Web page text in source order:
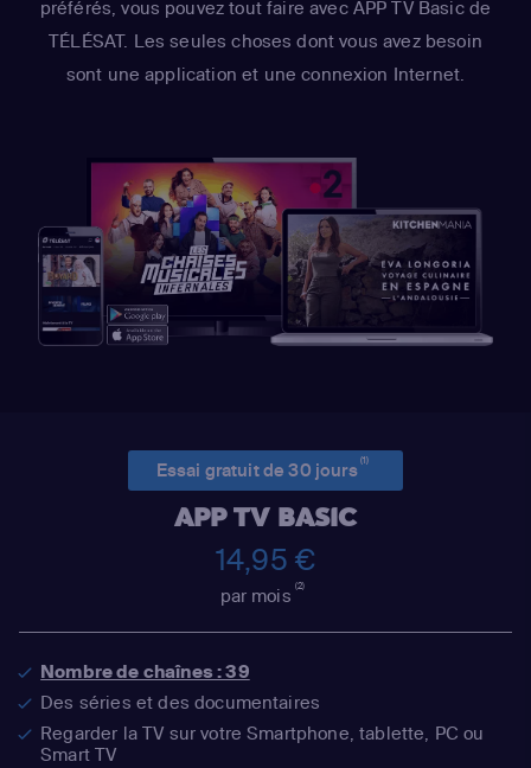
préférés, vous pouvez tout faire avec APP TV Basic de
TÉLÉSAT. Les seules choses dont vous avez besoin
sont une application et une connexion Internet.
Essai gratuit de 30 jours(1)
APP TV BASIC
14,95 €
par mois(2)
Nombre de chaînes : 39
Des séries et des documentaires
Regarder la TV sur votre Smartphone, tablette, PC ou
Smart TV